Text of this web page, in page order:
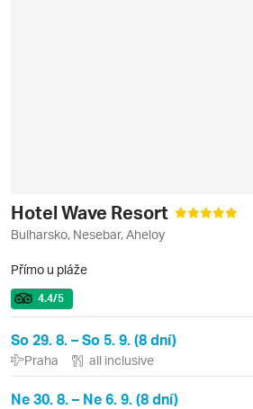
Hotel Wave Resort
Bulharsko, Nesebar, Aheloy
Přímo u pláže
4.4/5
So 29. 8. – So 5. 9. (8 dní)
Praha all inclusive
Ne 30. 8. – Ne 6. 9. (8 dní)